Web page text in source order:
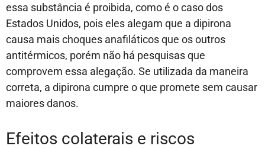
essa substância é proibida, como é o caso dos
Estados Unidos, pois eles alegam que a dipirona
causa mais choques anafiláticos que os outros
antitérmicos, porém não há pesquisas que
comprovem essa alegação. Se utilizada da maneira
correta, a dipirona cumpre o que promete sem causar
maiores danos.
Efeitos colaterais e riscos